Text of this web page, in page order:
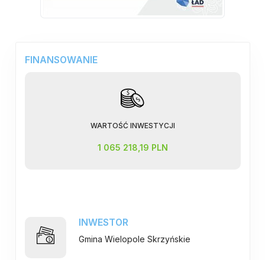
FINANSOWANIE
WARTOŚĆ INWESTYCJI
1 065 218,19 PLN
INWESTOR
Gmina Wielopole Skrzyńskie